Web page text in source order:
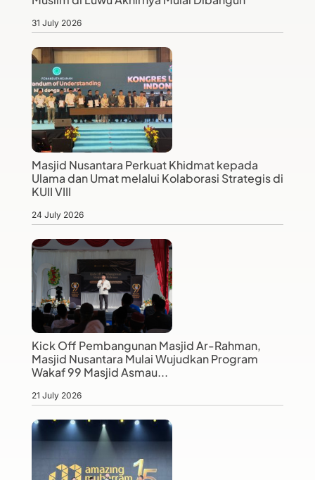
31 July 2026
Masjid Nusantara Perkuat Khidmat kepada
Ulama dan Umat melalui Kolaborasi Strategis di
KUII VIII
24 July 2026
Kick Off Pembangunan Masjid Ar-Rahman,
Masjid Nusantara Mulai Wujudkan Program
Wakaf 99 Masjid Asmau...
21 July 2026